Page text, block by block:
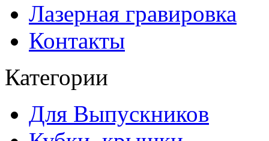
Лазерная гравировка
Контакты
Категории
Для Выпускников